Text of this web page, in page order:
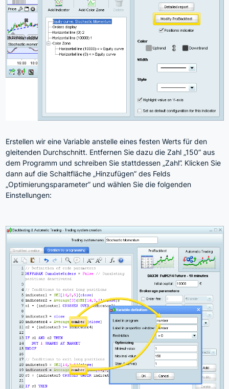
Erstellen wir eine Variable anstelle eines festen Werts für den
gleitenden Durchschnitt. Entfernen Sie dazu die Zahl „150” aus
dem Programm und schreiben Sie stattdessen „Zahl”. Klicken Sie
dann auf die Schaltfläche „Hinzufügen” des Felds
„Optimierungsparameter” und wählen Sie die folgenden
Einstellungen: